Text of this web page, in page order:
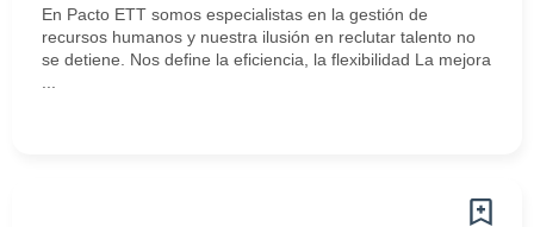
En Pacto ETT somos especialistas en la gestión de
recursos humanos y nuestra ilusión en reclutar talento no
se detiene. Nos define la eficiencia, la flexibilidad La mejora